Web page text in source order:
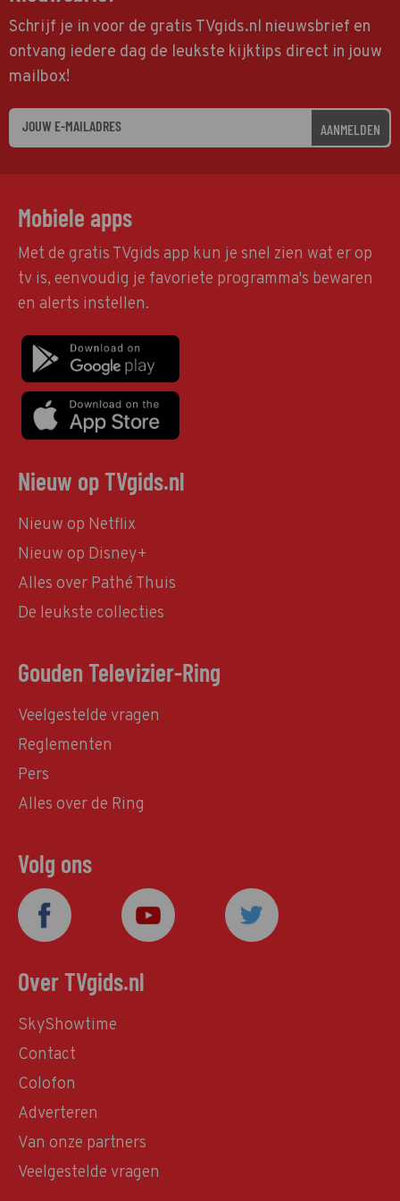
Schrijf je in voor de gratis TVgids.nl nieuwsbrief en
ontvang iedere dag de leukste kijktips direct in jouw
mailbox!
AANMELDEN
Mobiele apps
Met de gratis TVgids app kun je snel zien wat er op
tv is, eenvoudig je favoriete programma's bewaren
en alerts instellen.
Nieuw op TVgids.nl
Nieuw op Netflix
Nieuw op Disney+
Alles over Pathé Thuis
De leukste collecties
Gouden Televizier-Ring
Veelgestelde vragen
Reglementen
Pers
Alles over de Ring
Volg ons
Over TVgids.nl
SkyShowtime
Contact
Colofon
Adverteren
Van onze partners
Veelgestelde vragen